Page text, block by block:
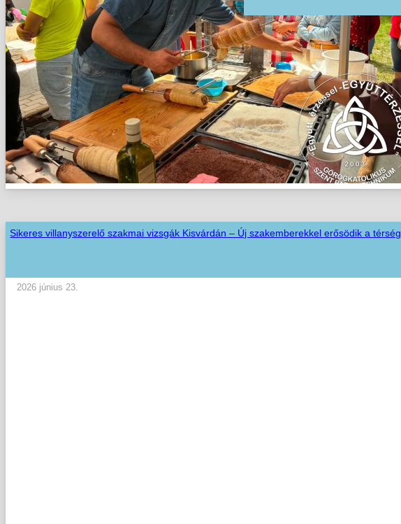
Sikeres villanyszerelő szakmai vizsgák Kisvárdán – Új szakemberekkel erősödik a térség
2026 június 23.